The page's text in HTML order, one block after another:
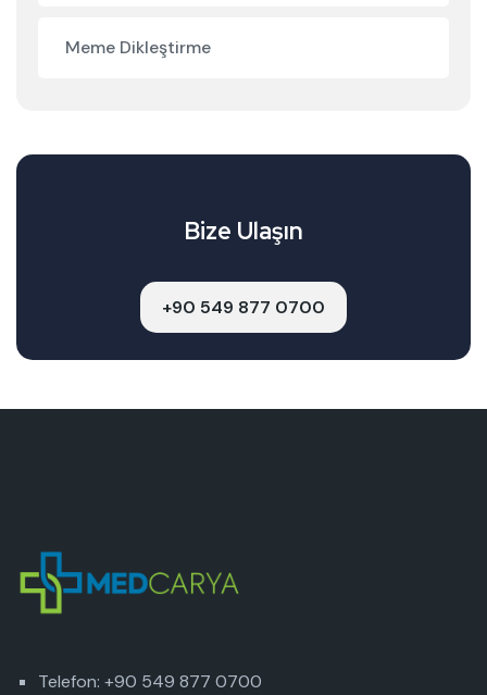
Meme Dikleştirme
Bize Ulaşın
+90 549 877 0700
Telefon: +90 549 877 0700